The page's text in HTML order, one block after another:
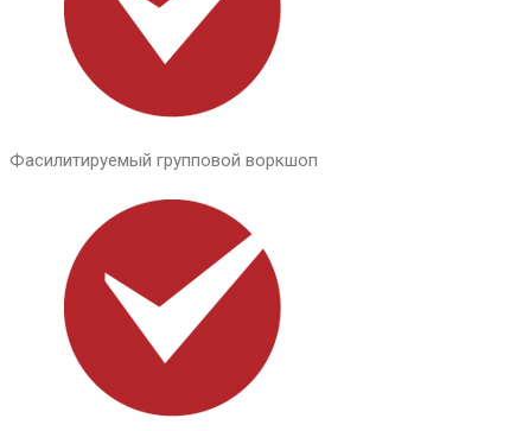
Фасилитируемый групповой воркшоп